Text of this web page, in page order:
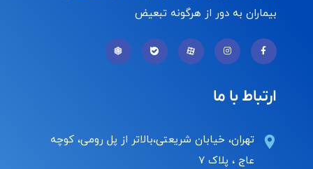
بیماران به دور از هرگونه تبعیض
ارتباط با ما
تهران، خیابان شریعتی،بالاتر از پل رومی، کوچه
عاج ، پلاک ۷